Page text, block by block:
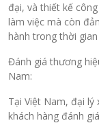
đại, và thiết kế
làm việc mà còn
hành trong thời gian
Đánh giá thương
Nam:
Tại Việt Nam, đại
khách hàng đánh